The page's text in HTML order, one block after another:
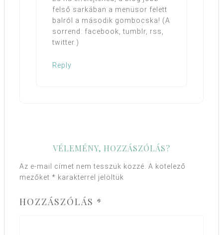
felső sarkában a menüsor felett
balról a második gombocska! (A
sorrend: facebook, tumblr, rss,
twitter.)
Reply
VÉLEMÉNY, HOZZÁSZÓLÁS?
Az e-mail címet nem tesszük közzé. A kötelező
mezőket * karakterrel jelöltük
HOZZÁSZÓLÁS *